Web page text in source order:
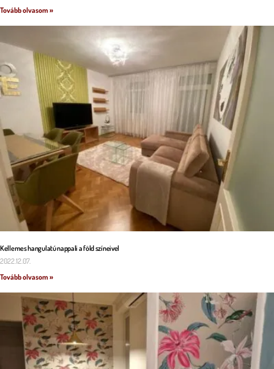
Tovább olvasom »
Kellemes hangulatú nappali a föld színeivel
2022.12.07.
Tovább olvasom »